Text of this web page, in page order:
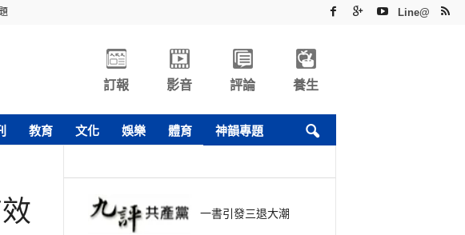
Line@
訂報 影音 評論 養生
教育 文化 娛樂 體育 神韻專題
一書引發三退大潮